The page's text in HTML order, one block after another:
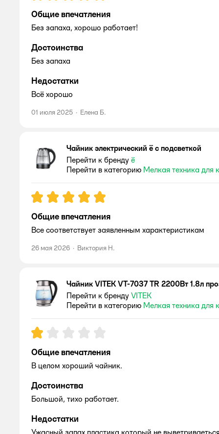
Общие впечатления
Без запаха, хорошо работает!
Достоинства
Без запаха
Недостатки
Всё хорошо
01 июля 2025 · Елена Б.
Чайник электрический ё с подсветкой
Перейти к бренду ё
Перейти в категорию Мелкая техника для
Рейтинг:5
Общие впечатления
Все соответствует заявленным характеристикам
26 мая 2026 · Виктория Н.
Чайник VITEK VT-7037 TR 2200Вт 1.8л
Перейти к бренду VITEK
Перейти в категорию Мелкая техника для
Рейтинг:1
Общие впечатления
В целом хороший чайник.
Достоинства
Большой, тихо работает.
Недостатки